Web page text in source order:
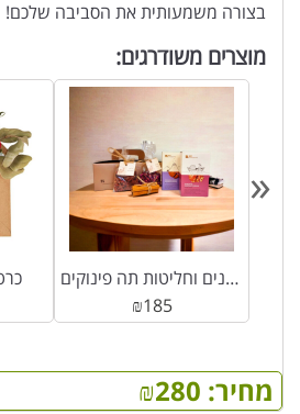
בצורה משמעותית את הסביבה שלכם!
מחיר: ₪280
מוצרים משודרגים:
מארז פרלינים וחליטות תה פינוקים
₪185
«